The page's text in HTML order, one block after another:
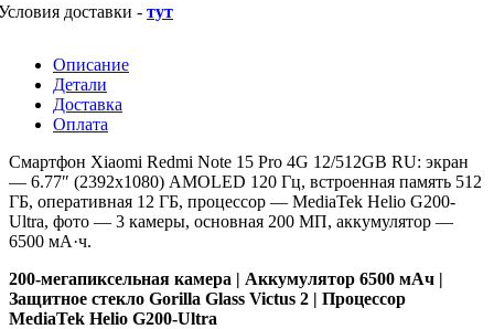
доставки - тут
Описание
Детали
Доставка
Оплата
Смартфон Xiaomi Redmi Note 15 Pro 4G 12/512GB RU: экран
— 6.77″ (2392х1080) AMOLED 120 Гц, встроенная память 512
ГБ, оперативная 12 ГБ, процессор — MediaTek Helio G200-
Ultra, фото — 3 камеры, основная 200 МП, аккумулятор —
6500 мА·ч.
200-мегапиксельная камера | Аккумулятор 6500 мАч |
Защитное стекло Gorilla Glass Victus 2 | Процессор
MediaTek Helio G200-Ultra